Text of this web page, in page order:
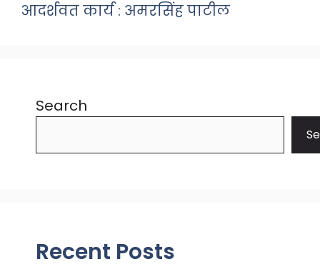
आदर्शवत कार्य : अमरसिंह पाटील
Search
Recent Posts